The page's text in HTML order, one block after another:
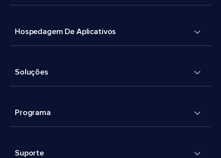
Hospedagem De Aplicativos
Soluções
Programa
Suporte